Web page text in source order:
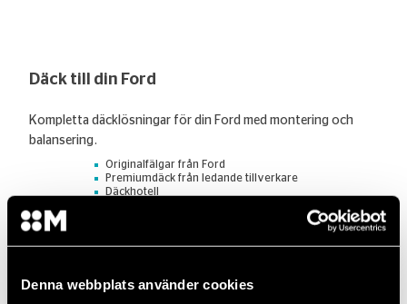
Denna webbplats använder cookies
Däck till din Ford
Kompletta däcklösningar för din Ford med montering och
balansering.
Originalfälgar från Ford
Premiumdäck från ledande tillverkare
Däckhotell
Läs mer